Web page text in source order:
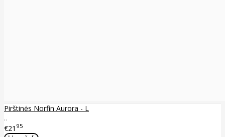
Pirštinės Norfin Aurora - L
..
€21 95